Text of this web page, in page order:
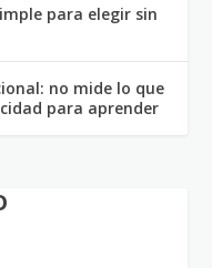
para elegir sin
no mide lo que
para aprender